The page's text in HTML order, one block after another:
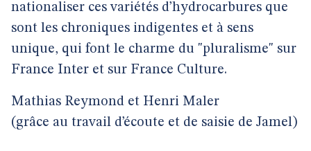
nationaliser ces variétés d’hydrocarbures que
sont les chroniques indigentes et à sens
unique, qui font le charme du "pluralisme" sur
France Inter et sur France Culture.
Mathias Reymond et Henri Maler
(grâce au travail d’écoute et de saisie de Jamel)